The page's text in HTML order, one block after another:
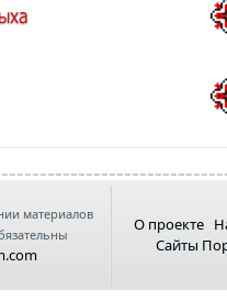
материалов
О проекте
Сайты